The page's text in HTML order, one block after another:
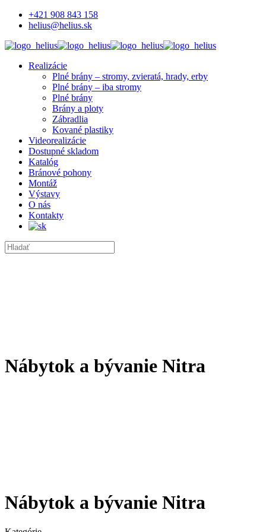
+421 908 843 158
helius@helius.sk
Realizácie
Plné brány – stromy, zvieratá, hrady, erby
Plné brány – iba stromy
Plné brány
Brány a ploty
Zábradlia
Kované plastiky
Videorealizácie
Dostupné skladom
Katalóg
Bránové pohony
Montáž
Výstavy
O nás
Kontakty
Nábytok a bývanie Nitra
Nábytok a bývanie Nitra